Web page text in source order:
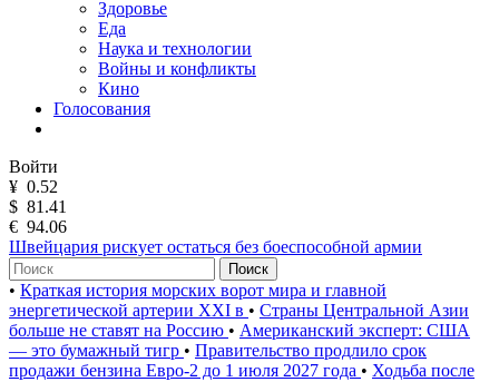
Здоровье
Еда
Наука и технологии
Войны и конфликты
Кино
Голосования
Войти
¥ 0.52
$ 81.41
€ 94.06
Швейцария рискует остаться без боеспособной армии
Поиск
• Краткая история морских ворот мира и главной
энергетической артерии XXI в • Страны Центральной Азии
больше не ставят на Россию • Американский эксперт: США
— это бумажный тигр • Правительство продлило срок
продажи бензина Евро-2 до 1 июля 2027 года • Ходьба после